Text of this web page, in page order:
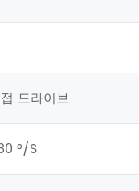
드라이브
°/S